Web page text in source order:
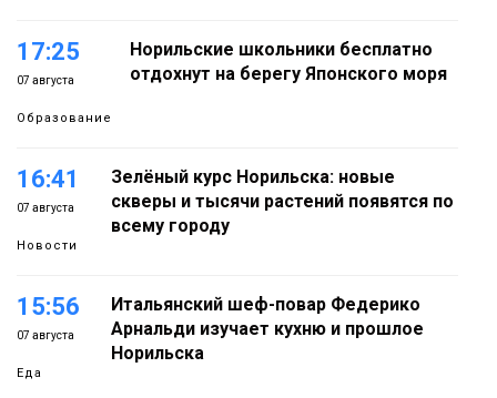
17:25
07 августа
Образование
Норильские школьники бесплатно
отдохнут на берегу Японского моря
16:41
07 августа
Новости
Зелёный курс Норильска: новые
скверы и тысячи растений появятся по
всему городу
15:56
07 августа
Еда
Итальянский шеф-повар Федерико
Арнальди изучает кухню и прошлое
Норильска